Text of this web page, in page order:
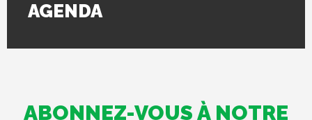
AGENDA
ABONNEZ-VOUS À NOTRE